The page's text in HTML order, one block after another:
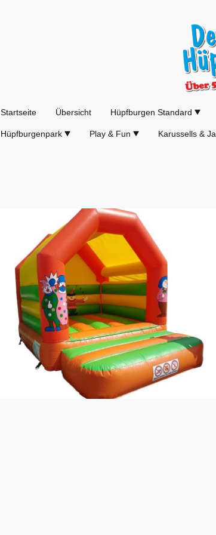
Startseite Übersicht Hüpfburgen Standard
Hüpfburgenpark Play & Fun Karussells &